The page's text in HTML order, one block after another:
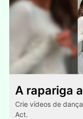
A rapariga
Crie vídeos de
Act.